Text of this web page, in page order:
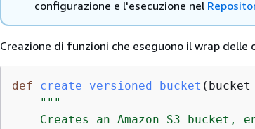
configurazione e l'esecuzione nel
Creazione di funzioni che eseguono il wrap delle
def create_versioned_bucket (
"""
Creates an Amazon S3 bucket,